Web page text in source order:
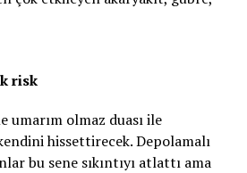
risk
umarım olmaz duası ile
hissettirecek. Depolamalı
bu sene sıkıntıyı atlattı ama